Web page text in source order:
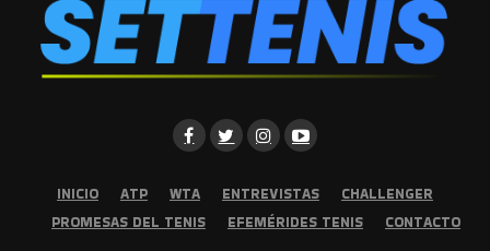
INICIO ATP WTA ENTREVISTAS
CHALLENGER
PROMESAS DEL TENIS
EFEMÉRIDES TENIS CONTACTO